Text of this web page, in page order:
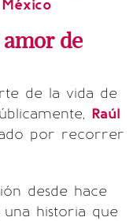
de
de la vida de
Raúl
por recorrer
desde hace
historia que